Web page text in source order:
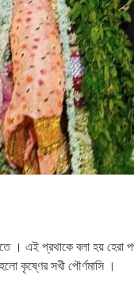
। এই প্রথাকে বলা হয়
কৃষ্ণের সখী পৌর্ণমাসি ।